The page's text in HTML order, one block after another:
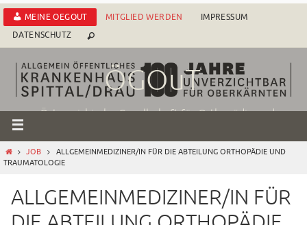
Zum
Inhalt
springen
MEINE OEGOUT MITGLIED WERDEN
IMPRESSUM
DATENSCHUTZ
ÖGOuT
Österreichische Gesellschaft für Orthopädie und
STARTJOB
ALLGEMEINMEDIZINER/IN FÜR DIE ABTEILUNG ORTHOPÄDIE UND
TRAUMATOLOGIE
ALLGEMEINMEDIZINER/IN FÜR